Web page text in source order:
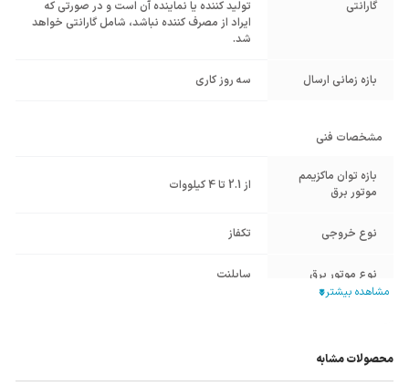
گارانتی
تولید کننده یا نماینده آن است و در صورتی که
ایراد از مصرف کننده نباشد، شامل گارانتی خواهد
شد.
بازه زمانی ارسال سه روز کاری
مشخصات فنی
بازه توان ماکزیمم
موتور برق
از 2.1 تا 4 کیلووات
نوع خروجی تکفاز
نوع موتور برق سایلنت
محصولات مشابه